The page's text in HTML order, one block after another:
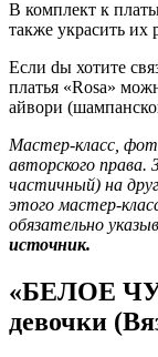
В комплект к
также украсить их
Если dы хотите
платья «Rosa»
айвори
Мастер-класс,
авторского права.
частичный) на
этого мастер-
обязательно
источник.
«БЕЛОЕ
девочки